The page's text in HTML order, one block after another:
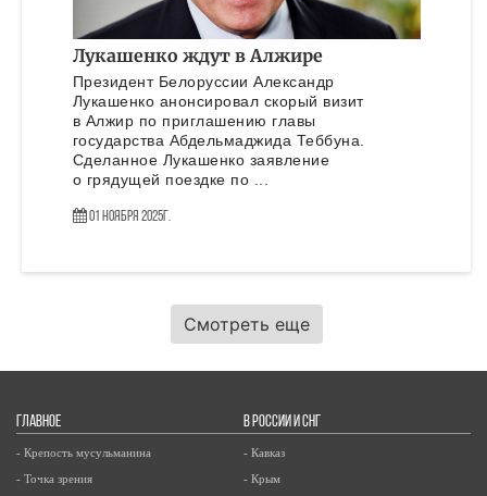
Лукашенко ждут в Алжире
Президент Белоруссии Александр
Лукашенко анонсировал скорый визит
в Алжир по приглашению главы
государства Абдельмаджида Теббуна.
Сделанное Лукашенко заявление
о грядущей поездке по ...
01 Ноября 2025г.
Смотреть еще
ГЛАВНОЕ
- Крепость мусульманина
- Точка зрения
В РОССИИ И СНГ
- Кавказ
- Крым